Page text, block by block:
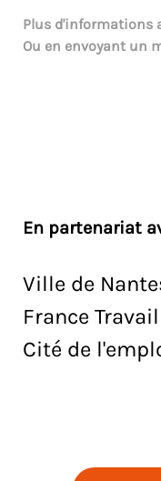
Plus d'informations
Ou en envoyant un
En partenariat
Ville de
France Travail
Cité de